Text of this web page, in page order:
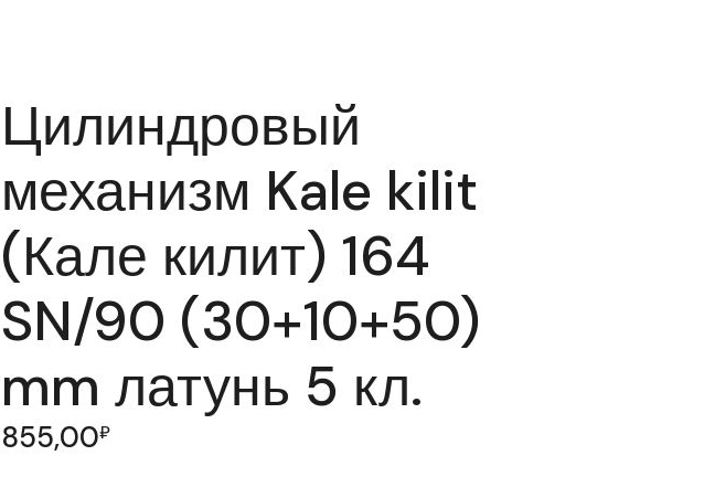
Цилиндровый
механизм Kale kilit
(Кале килит) 164
SN/90 (30+10+50)
mm латунь 5 кл.
855,00₽